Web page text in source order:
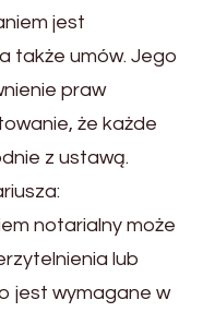
jest
także umów. Jego
praw
że każde
z ustawą.
notarialny może
lub
jest wymagane w